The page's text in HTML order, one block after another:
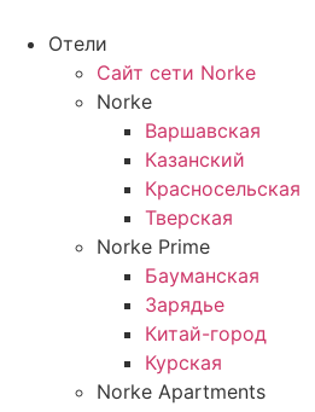
содержимому
Отели
Сайт сети Norke
Norke
Варшавская
Казанский
Красносельская
Тверская
Norke Prime
Бауманская
Зарядье
Китай-город
Курская
Norke Apartments